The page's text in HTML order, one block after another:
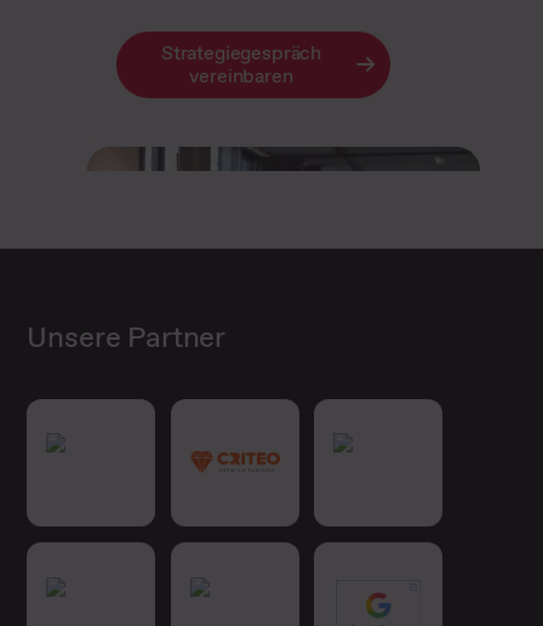
Strategiegespräch
vereinbaren
Unsere Partner